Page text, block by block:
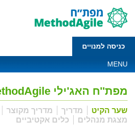
כניסה למנויים
MENU
מפת''ח האג'ילי MethodAgile
שער הקיט מדריך מדריך מקוצר
מצגת מנהלים
כלים אקטיביים